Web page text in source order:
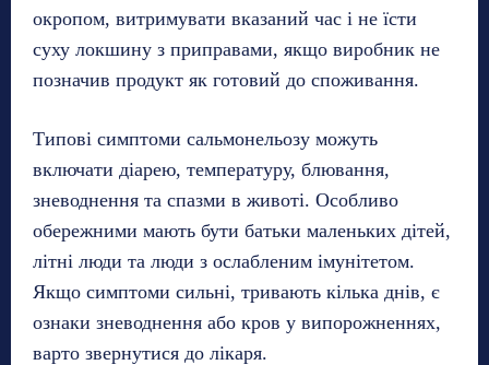
окропом, витримувати вказаний час і не їсти
суху локшину з приправами, якщо виробник не
позначив продукт як готовий до споживання.
Типові симптоми сальмонельозу можуть
включати діарею, температуру, блювання,
зневоднення та спазми в животі. Особливо
обережними мають бути батьки маленьких дітей,
літні люди та люди з ослабленим імунітетом.
Якщо симптоми сильні, тривають кілька днів, є
ознаки зневоднення або кров у випорожненнях,
варто звернутися до лікаря.